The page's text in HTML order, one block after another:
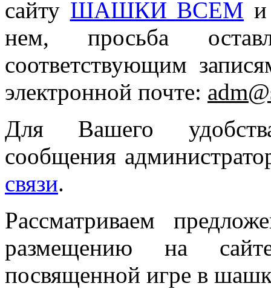
сайту ШАШКИ ВСЕМ
нем, просьба
соответствующим
электронной почте:
Для Вашего
сообщения
связи.
Рассматриваем
размещению на
посвященной игре в